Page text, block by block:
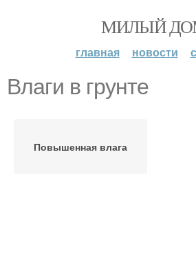
МИЛЫЙ
главная новости
Влаги в грунте
Повышенная влага